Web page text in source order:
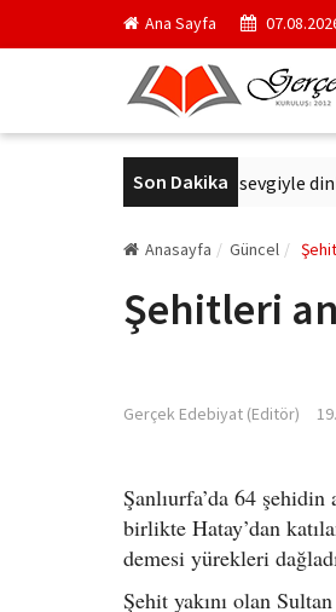
Ana Sayfa
Son Dakika
Altmış yıldır aynı sevgiyle
Anasayfa Güncel
Şehitleri
Gerçek Edebiyat (Editör)
Şanlıurfa’da 64
birlikte Hatay’dan
demesi yürekleri
Şehit yakını olan